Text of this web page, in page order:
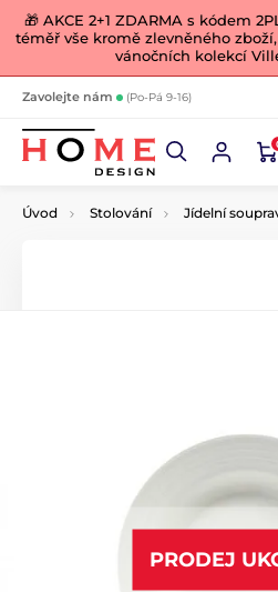
🎁 AKCE 2+1 ZDARMA s kódem
téměř vše kromě zlevněného
vánočních kolekcí
Zavolejte nám (Po-Pá 9-16)
Úvod Stolování Jídelní
PRODEJ